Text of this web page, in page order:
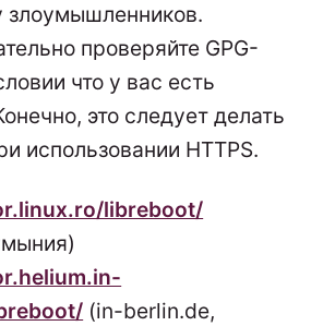
злоумышленников.
проверяйте GPG-
что у вас есть
это следует делать
использовании HTTPS.
libreboot/
(in-berlin.de,